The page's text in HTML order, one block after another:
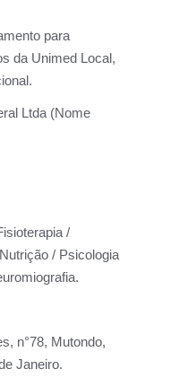
para
da Unimed Local,
Ltda (Nome
/
/ Psicologia
n°78, Mutondo,
Janeiro.